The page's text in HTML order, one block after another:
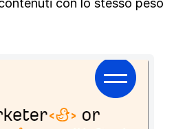
con lo stesso peso